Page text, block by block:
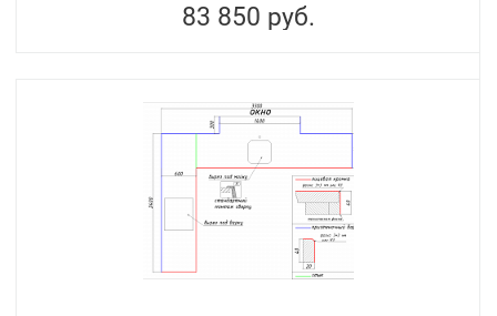
83 850 руб.